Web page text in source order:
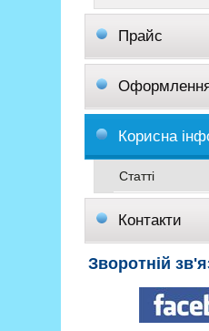
Прайс
Корисна
Статті
Контакти
Зворотній